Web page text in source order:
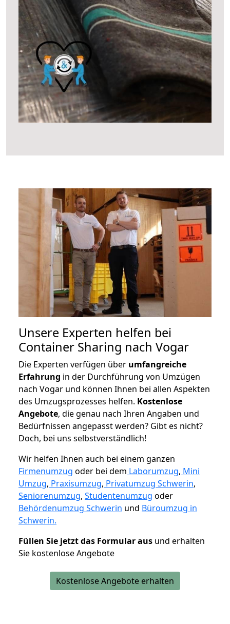
Unsere Experten helfen bei
Container Sharing nach Vogar
Die Experten verfügen über umfangreiche
Erfahrung in der Durchführung von Umzügen
nach Vogar und können Ihnen bei allen Aspekten
des Umzugsprozesses helfen. Kostenlose
Angebote, die genau nach Ihren Angaben und
Bedürfnissen angepasst werden? Gibt es nicht?
Doch, bei uns selbstverständlich!
Wir helfen Ihnen auch bei einem ganzen
Firmenumzug oder bei dem Laborumzug, Mini
Umzug, Praxisumzug, Privatumzug Schwerin,
Seniorenumzug, Studentenumzug oder
Behördenumzug Schwerin und Büroumzug in
Schwerin.
Füllen Sie jetzt das Formular aus und erhalten
Sie kostenlose Angebote
Kostenlose Angebote erhalten